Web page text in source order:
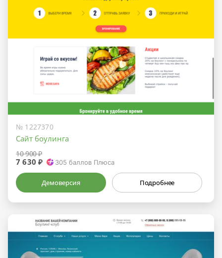
№ 1227370
Сайт боулинга
10 900 ₽
7 630 ₽ 305 баллов Плюса
Демоверсия Подробнее